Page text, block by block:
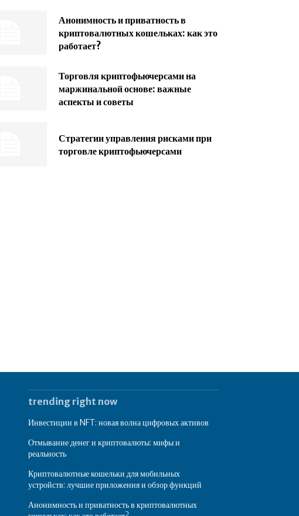
Анонимность и приватность в
криптовалютных кошельках: как это
работает?
Торговля криптофьючерсами на
маржинальной основе: важные
аспекты и советы
Стратегии управления рисками при
торговле криптофьючерсами
trending right now
Инвестиции в NFT: новая волна цифровых активов
Отмывание денег и криптовалюты: мифы и
реальность
Криптовалютные кошельки для мобильных
устройств: лучшие приложения и обзор функций
Анонимность и приватность в криптовалютных